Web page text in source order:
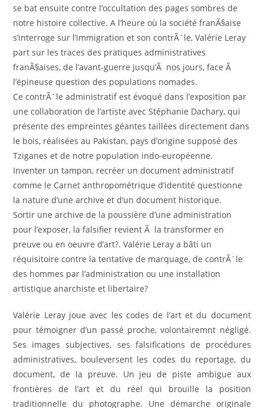
se bat ensuite contre l’occultation des pages sombres de
notre histoire collective. A l’heure où la société franÃ§aise
s’interroge sur l’immigration et son contrÃ´le, Valérie Leray
part sur les traces des pratiques administratives
franÃ§aises, de l’avant-guerre jusqu’Ã nos jours, face Ã
l’épineuse question des populations nomades.
Ce contrÃ´le administratif est évoqué dans l’exposition par
une collaboration de l’artiste avec Stéphanie Dachary, qui
présente des empreintes géantes taillées directement dans
le bois, réalisées au Pakistan, pays d’origine supposé des
Tziganes et de notre population indo-européenne.
Inventer un tampon, recréer un document administratif
comme le Carnet anthropométrique d’identité questionne
la nature d’une archive et d’un document historique.
Sortir une archive de la poussière d’une administration
pour l’exposer, la falsifier revient Ã la transformer en
preuve ou en oeuvre d’art?. Valérie Leray a bâti un
réquisitoire contre la tentative de marquage, de contrÃ´le
des hommes par l’administration ou une installation
artistique anarchiste et libertaire?
Valérie Leray joue avec les codes de l’art et du document
pour témoigner d’un passé proche, volontairemnt négligé.
Ses images subjectives, ses falsifications de procédures
administratives, bouleversent les codes du reportage, du
document, de la preuve. Un jeu de piste ambigue aux
frontières de l’art et du réel qui brouille la position
traditionnelle du photographe. Une démarche originale